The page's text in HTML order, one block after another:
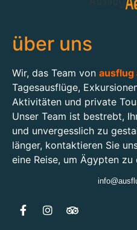
über uns
Wir, das Team von ausflug
Tagesausflüge,
Aktivitäten und private
Unser Team ist bestrebt,
und unvergesslich zu
länger, kontaktieren Sie
eine Reise, um Ägypten zu